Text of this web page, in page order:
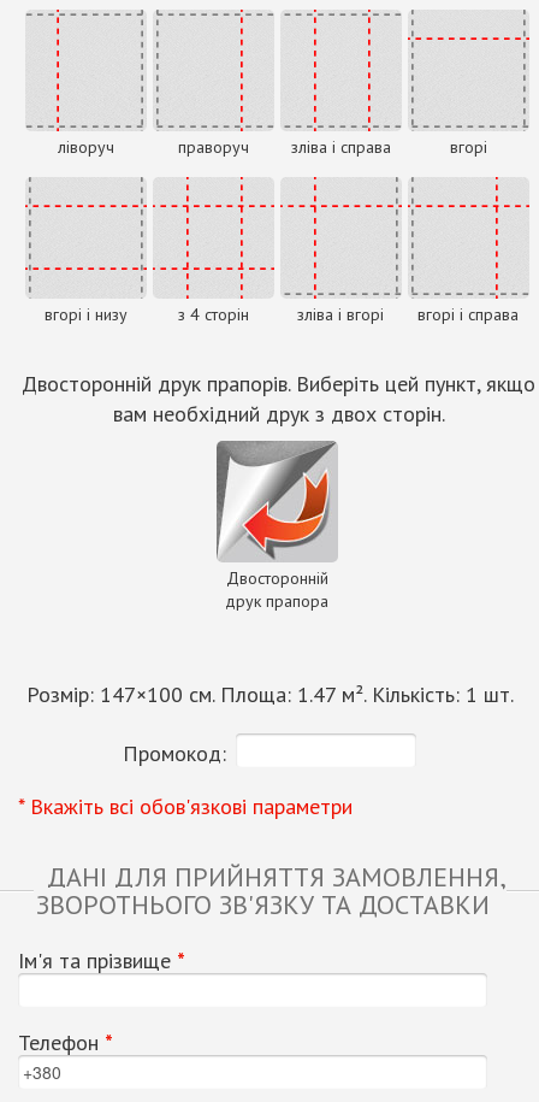
ліворуч праворуч зліва і справа вгорі
вгорі і низу з 4 сторін зліва і вгорі вгорі і справа
Двосторонній друк прапорів. Виберіть цей пункт, якщо
вам необхідний друк з двох сторін.
Двосторонній
друк прапора
Розмір: 147×100 см. Площа: 1.47м². Кількість: 1 шт.
Промокод:
* Вкажіть всі обов'язкові параметри
ДАНІ ДЛЯ ПРИЙНЯТТЯ ЗАМОВЛЕННЯ,
ЗВОРОТНЬОГО ЗВ'ЯЗКУ ТА ДОСТАВКИ
Ім'я та прізвище *
Телефон *